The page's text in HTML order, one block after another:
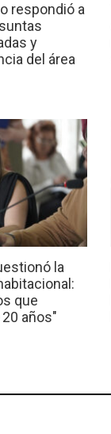
respondió a
y
del área
la
que
años"